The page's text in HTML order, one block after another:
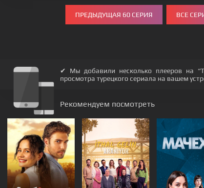
ПРЕДЫДУЩАЯ 60 СЕРИЯ ВСЕ
✔ Мы добавили несколько плееров на
просмотра турецкого сериала на вашем
Рекомендуем посмотреть